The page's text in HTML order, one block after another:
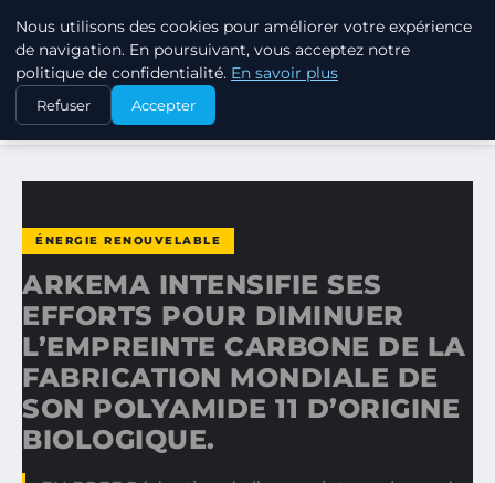
RSE ENJEUX
ACCUEIL
ÉNERGIE RENOUVELABLE
ARKEMA INTENSIFIE SES EFFORTS POUR DIMINUER…
ÉNERGIE RENOUVELABLE
ARKEMA INTENSIFIE SES
EFFORTS POUR DIMINUER
L’EMPREINTE CARBONE DE LA
FABRICATION MONDIALE DE
SON POLYAMIDE 11 D’ORIGINE
BIOLOGIQUE.
Nous utilisons des cookies pour améliorer votre expérience
de navigation. En poursuivant, vous acceptez notre
politique de confidentialité. En savoir plus
Refuser Accepter